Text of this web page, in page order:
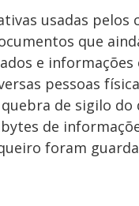
usadas pelos
que
e
pessoas
de sigilo do
de
foram